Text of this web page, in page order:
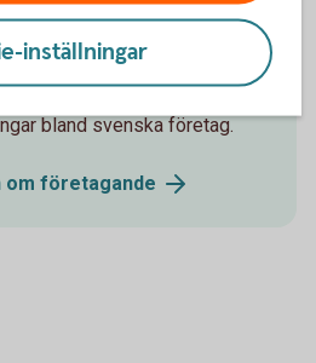
omvärlden på olika sätt
bland svenska företag.
om företagande
inställningar